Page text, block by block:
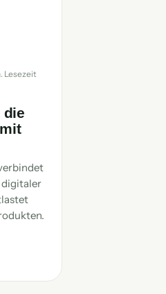
Lesezeit
die
digitaler